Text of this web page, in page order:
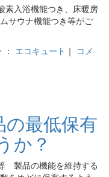
入浴機能つき、床暖房
サウナ機能つき等がご
エコキュート ｜ コメ
最低保有
か？
製品の機能を維持する